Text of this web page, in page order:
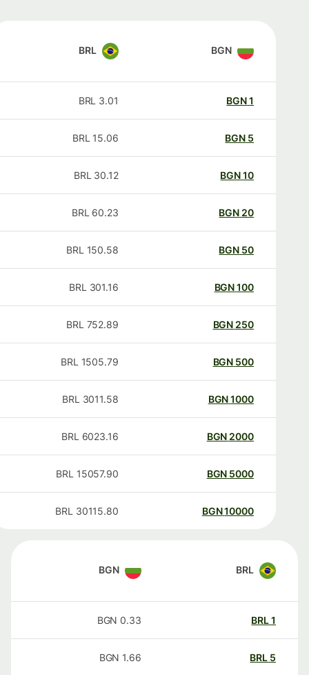
BGN
BRL
BGN
3.01
BRL
BGN
15.06
BRL
BGN
30.12
BRL
20
BGN
60.23
BRL
50
BGN
150.58
BRL
100
BGN
301.16
BRL
250
BGN
752.89
BRL
500
BGN
1505.79
BRL
1000
BGN
3011.58
BRL
2000
BGN
6023.16
BRL
5000
BGN
15057.90
BRL
10000
BGN
30115.80
BRL
BRL
BGN
BRL
0.33
BGN
BRL
1.66
BGN